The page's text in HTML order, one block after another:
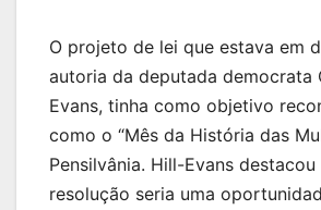
O projeto de lei que estava em
autoria da deputada democrata
Evans, tinha como objetivo
como o “Mês da História das
Pensilvânia. Hill-Evans destacou
resolução seria uma